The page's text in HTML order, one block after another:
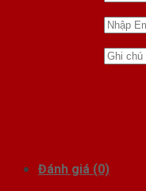
Đánh giá (0)